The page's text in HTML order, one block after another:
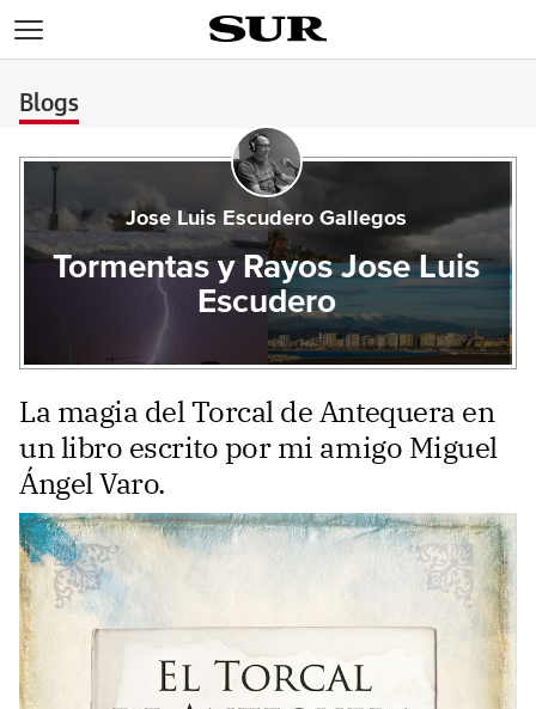
Blogs
Jose Luis Escudero Gallegos
Tormentas y Rayos Jose Luis
Escudero
La magia del Torcal de Antequera en
un libro escrito por mi amigo Miguel
Ángel Varo.